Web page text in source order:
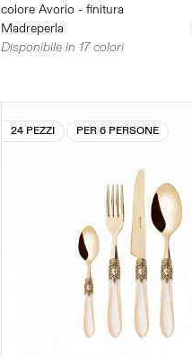
colore Avorio - finitura
Madreperla
Disponibile in 17 colori
24 PEZZI PER 6 PERSONE